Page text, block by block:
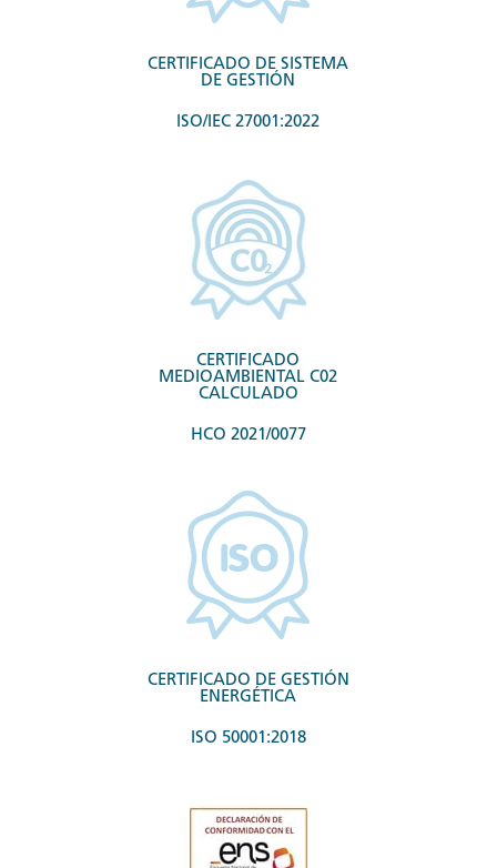
CERTIFICADO DE SISTEMA
DE GESTIÓN
ISO/IEC 27001:2022
CERTIFICADO
MEDIOAMBIENTAL C02
CALCULADO
HCO 2021/0077
CERTIFICADO DE GESTIÓN
ENERGÉTICA
ISO 50001:2018